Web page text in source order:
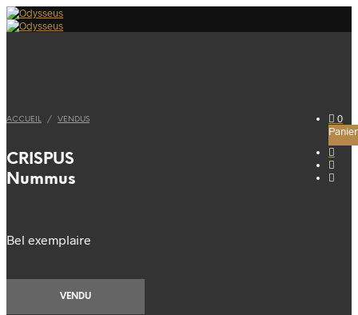
0
Panier
ACCUEIL / VENDUS
CRISPUS
Nummus
Bel exemplaire
VENDU